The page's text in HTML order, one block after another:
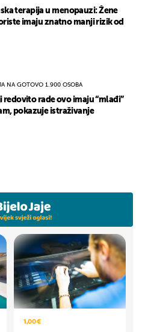
terapija u menopauzi: Žene
imaju znatno manji rizik od
NA GOTOVO 1.900 OSOBA
redovito rade ovo imaju “mlađi”
pokazuje istraživanje
1,00 €